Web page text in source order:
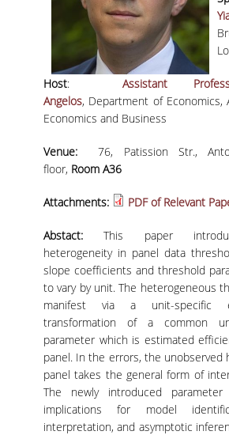
Host: Assistant
Angelos, Department of Economics,
Economics and Business
Venue:
76, Patission Str.,
floor, Room A36
Attachments: PDF of Relevant
Abstact:This paper
heterogeneity in panel data
slope coefficients and threshold
to vary by unit. The heterogeneous
manifest via a unit-specific
transformation of a common
parameter which is estimated
panel. In the errors, the unobserved
panel takes the general form of
The newly introduced parameter
implications for model
interpretation, and asymptotic